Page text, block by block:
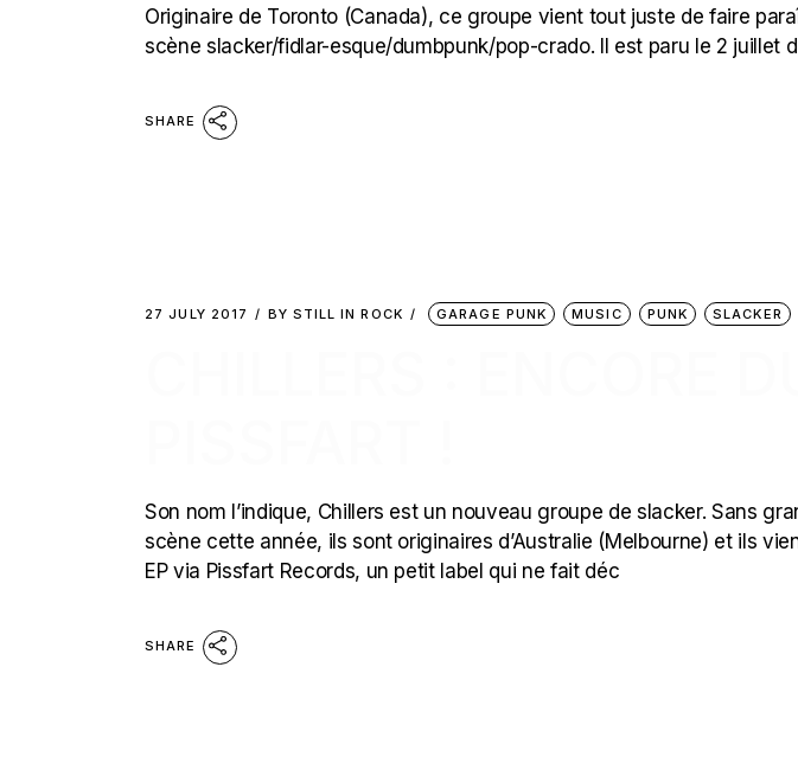
Originaire de Toronto (Canada), ce groupe vient tout juste de faire
scène slacker/fidlar-esque/dumbpunk/pop-crado. Il est paru le 2 juillet
SHARE
27 JULY 2017 BY STILL IN ROCK GARAGE PUNK MUSIC PUNK SLACKER
Son nom l’indique, Chillers est un nouveau groupe de slacker. Sans
scène cette année, ils sont originaires d’Australie (Melbourne) et ils
EP via Pissfart Records, un petit label qui ne fait déc
SHARE